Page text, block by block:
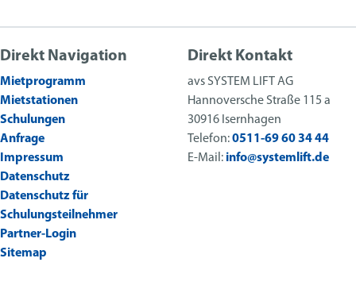
Direkt Navigation
Mietprogramm
Mietstationen
Schulungen
Anfrage
Impressum
Datenschutz
Datenschutz für
Schulungsteilnehmer
Partner-Login
Sitemap
Direkt Kontakt
avs SYSTEM LIFT AG
Hannoversche Straße 115 a
30916 Isernhagen
Telefon:0511-69 60 34 44
E-Mail: info@systemlift.de